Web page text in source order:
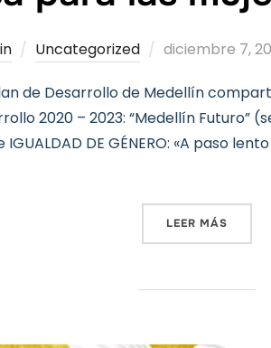
Uncategorized
Publicado
diciembre 7,
de Desarrollo de Medellín
2020 – 2023: “Medellín Futuro”
DE GÉNERO: «A paso
LEER MÁS